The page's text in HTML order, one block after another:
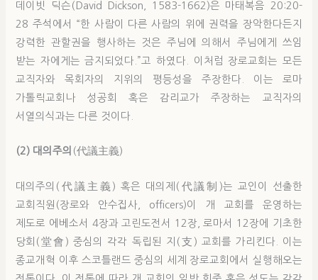
데이빗 딕슨(David Dickson, 1583-1662)은 마태복음 20:20-
28 주석에서 “한 사람이 다른 사람의 위에 권력을 장악한다든지
강력한 관할권을 행사하는 것은 주님에 의해서 주님에게 쓰임
받는 자에게는 금지되었다.”고 하였다. 이처럼 장로교회는 모든
교직자와 목회자의 지위의 평등성을 주장한다. 이는 로마
가톨릭교회나 성공회 혹은 감리교가 주장하는 교직자의
서열의식과는 다른 것이다.
(2) 대의주의 (代議主義)
대의주의(代議主義) 혹은 대의제(代議制)는 교인이 선출한
교회직원(장로와 안수집사, officers)이 개 교회를 운영하는
제도로 에베소서 4장과 고린도전서 12장, 로마서 12장에 기초한
당회(堂會) 중심의 각각 독립된 지(支) 교회를 가리킨다. 이는
종교개혁 이후 스코틀랜드 중심의 세계 장로교회에서 실행해오는